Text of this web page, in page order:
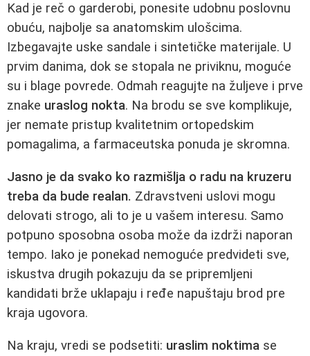
Kad je reč o garderobi, ponesite udobnu poslovnu
obuću, najbolje sa anatomskim ulošcima.
Izbegavajte uske sandale i sintetičke materijale. U
prvim danima, dok se stopala ne priviknu, moguće
su i blage povrede. Odmah reagujte na žuljeve i prve
znake uraslog nokta. Na brodu se sve komplikuje,
jer nemate pristup kvalitetnim ortopedskim
pomagalima, a farmaceutska ponuda je skromna.
Jasno je da svako ko razmišlja o radu na kruzeru
treba da bude realan. Zdravstveni uslovi mogu
delovati strogo, ali to je u vašem interesu. Samo
potpuno sposobna osoba može da izdrži naporan
tempo. Iako je ponekad nemoguće predvideti sve,
iskustva drugih pokazuju da se pripremljeni
kandidati brže uklapaju i ređe napuštaju brod pre
kraja ugovora.
Na kraju, vredi se podsetiti: uraslim noktima se